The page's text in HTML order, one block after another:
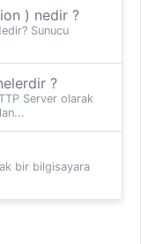
) nedir ?
Sunucu
?
Server olarak
bir bilgisayara